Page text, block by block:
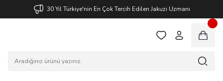
30 Yıl Türkiye'nin En Çok Tercih Edilen Jakuzi Uzmanı